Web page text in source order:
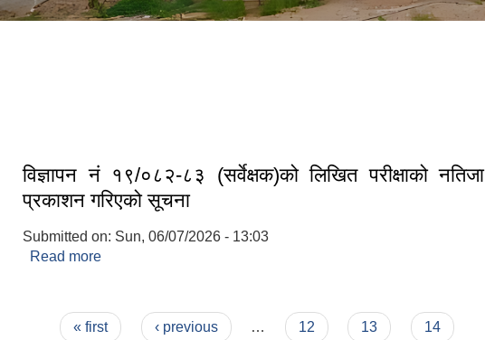
विज्ञापन नं १९/०८२-८३ (सर्वेक्षक)को लिखित परीक्षाको नतिजा
प्रकाशन गरिएको सूचना
Submitted on: Sun, 06/07/2026 - 13:03
Read more
Pages
« first ‹ previous … 12 13
14